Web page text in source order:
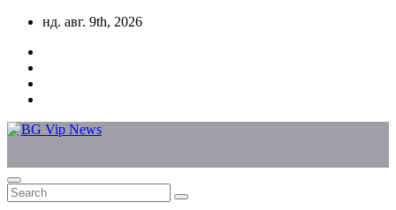
Skip
content
нд. авг. 9th, 2026